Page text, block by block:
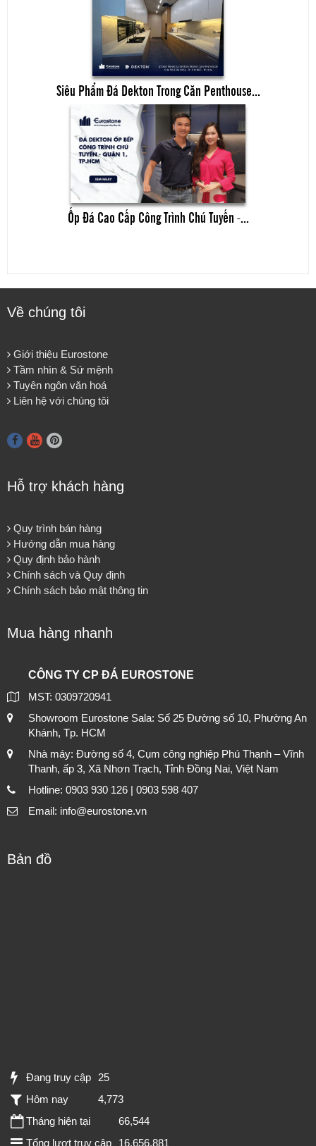
Siêu Phẩm Đá Dekton Trong Căn Penthouse...
Ốp Đá Cao Cấp Công Trình Chú Tuyến -...
Về chúng tôi
Giới thiệu Eurostone
Tầm nhìn & Sứ mệnh
Tuyên ngôn văn hoá
Liên hệ với chúng tôi
Hỗ trợ khách hàng
Quy trình bán hàng
Hướng dẫn mua hàng
Quy định bảo hành
Chính sách và Quy định
Chính sách bảo mật thông tin
Mua hàng nhanh
CÔNG TY CP ĐÁ EUROSTONE
MST: 0309720941
Showroom Eurostone Sala: Số 25 Đường số 10, Phường An
Khánh, Tp. HCM
Nhà máy: Đường số 4, Cụm công nghiệp Phú Thạnh – Vĩnh
Thanh, ấp 3, Xã Nhơn Trạch, Tỉnh Đồng Nai, Việt Nam
Hotline: 0903 930 126 | 0903 598 407
Email: info@eurostone.vn
Bản đồ
Đang truy cập
25
Hôm nay
4,773
Tháng hiện tại
66,544
Tổng lượt truy cập
16,656,881